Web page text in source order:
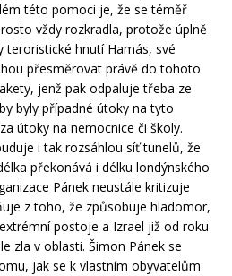
této pomoci je, že se téměř
vždy rozkradla, protože úplně
teroristické hnutí Hamás, své
přesměrovat právě do tohoto
jenž pak odpaluje třeba ze
byly případné útoky na tyto
útoky na nemocnice či školy.
i tak rozsáhlou síť tunelů, že
překonává i délku londýnského
Pánek neustále kritizuje
z toho, že způsobuje hladomor,
postoje a Izrael již od roku
zla v oblasti. Šimon Pánek se
jak se k vlastním obyvatelům